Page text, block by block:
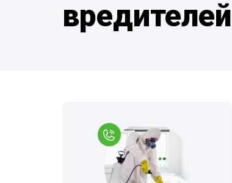
Комары
Кожеед
Точильщик
вредителей